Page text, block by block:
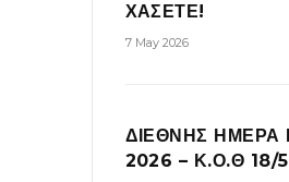
ΧΑΣΕΤΕ!
7 May 2026
ΔΙΕΘΝΗΣ ΗΜΕΡΑ
2026 – Κ.Ο.Θ 18/5